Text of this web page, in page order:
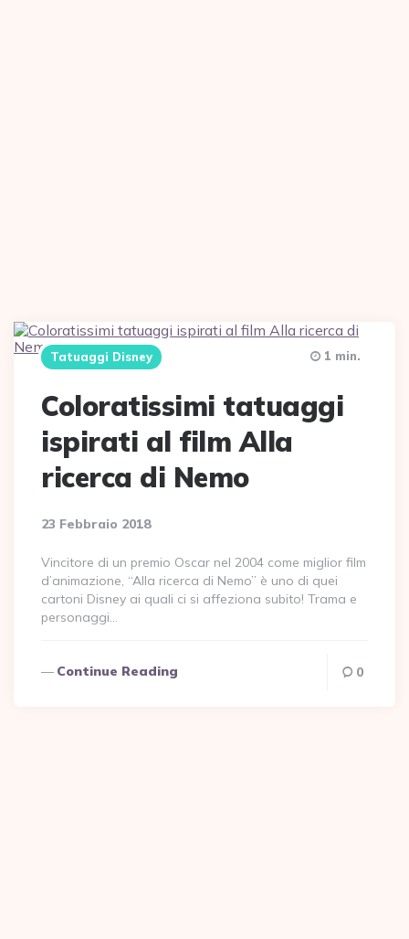
Tatuaggi Disney
Coloratissimi tatuaggi
ispirati al film Alla
ricerca di Nemo
23 Febbraio 2018
1 min.
Vincitore di un premio Oscar nel 2004 come miglior film
d’animazione, “Alla ricerca di Nemo” è uno di quei
cartoni Disney ai quali ci si affeziona subito! Trama e
personaggi…
Continue Reading 0